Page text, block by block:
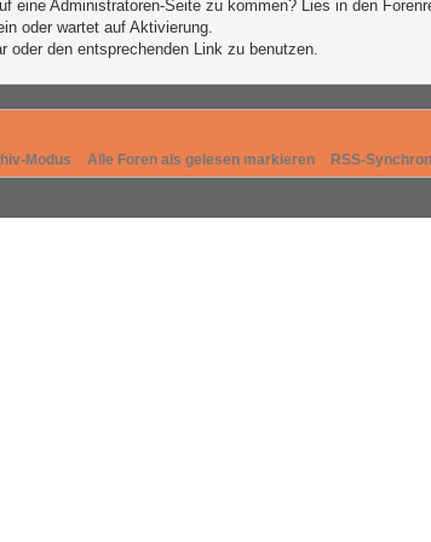
eine Administratoren-Seite zu kommen? Lies in den
oder wartet auf Aktivierung.
den entsprechenden Link zu benutzen.
Modus Alle Foren als gelesen markieren RSS-